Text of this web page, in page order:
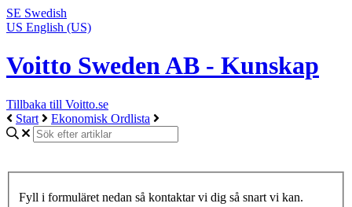
SE Swedish
US English (US)
Voitto Sweden AB - Kunskap
Tillbaka till Voitto.se
Start
Ekonomisk Ordlista
Fyll i formuläret nedan så kontaktar vi dig så snart vi kan.